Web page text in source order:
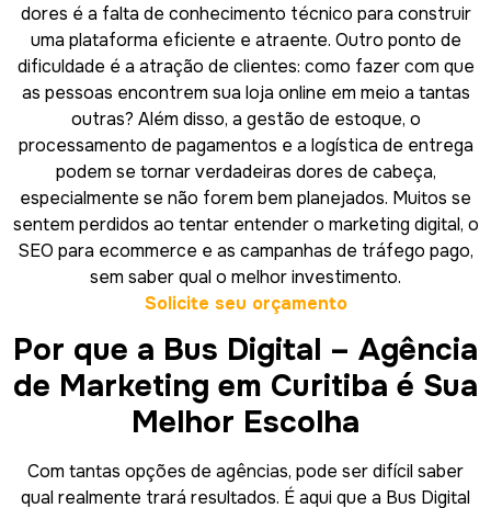
dores é a falta de conhecimento técnico para construir
uma plataforma eficiente e atraente. Outro ponto de
dificuldade é a atração de clientes: como fazer com que
as pessoas encontrem sua loja online em meio a tantas
outras? Além disso, a gestão de estoque, o
processamento de pagamentos e a logística de entrega
podem se tornar verdadeiras dores de cabeça,
especialmente se não forem bem planejados. Muitos se
sentem perdidos ao tentar entender o marketing digital, o
SEO para ecommerce e as campanhas de tráfego pago,
sem saber qual o melhor investimento.
Solicite seu orçamento
Por que a Bus Digital – Agência
de Marketing em Curitiba é Sua
Melhor Escolha
Com tantas opções de agências, pode ser difícil saber
qual realmente trará resultados. É aqui que a Bus Digital